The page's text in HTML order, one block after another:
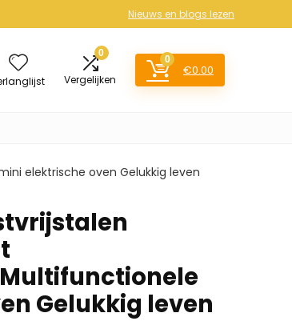
Nieuws en blogs lezen
0
Vergelijken
0
€0.00
elektrische oven Gelukkig leven
Gelukkig leven